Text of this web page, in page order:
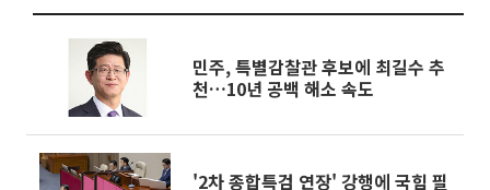
민주, 특별감찰관 후보에 최길수 추
천…10년 공백 해소 속도
'2차 종합특검 연장' 강행에 국힘 필